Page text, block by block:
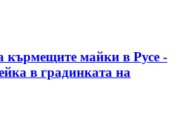
кърмещите майки в Русе -
в градинката на